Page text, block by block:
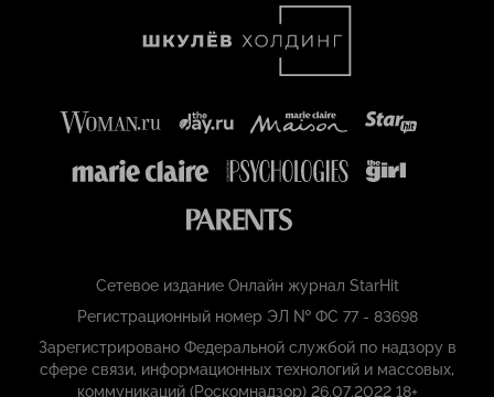
Сетевое издание Онлайн журнал StarHit
Регистрационный номер ЭЛ № ФС 77 - 83698
Зарегистрировано Федеральной службой по надзору в
сфере связи, информационных технологий и массовых,
коммуникаций (Роскомнадзор) 26.07.2022 18+